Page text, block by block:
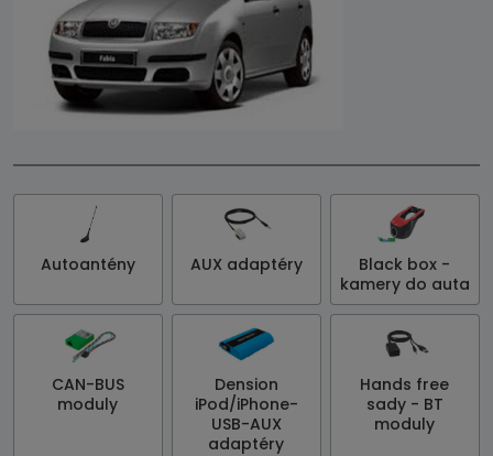
Autoantény AUX adaptéry
Black box -
kamery do auta
CAN-BUS
moduly
Dension
iPod/iPhone-
USB-AUX
adaptéry
Hands free
sady - BT
moduly